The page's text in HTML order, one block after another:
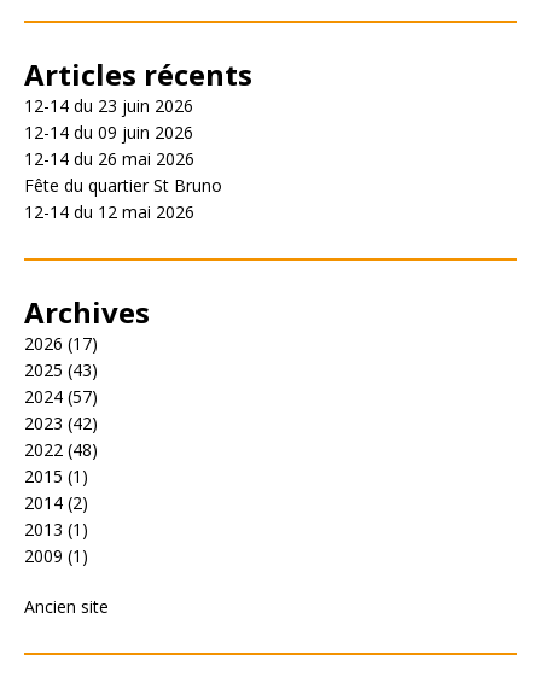
Articles récents
12-14 du 23 juin 2026
12-14 du 09 juin 2026
12-14 du 26 mai 2026
Fête du quartier St Bruno
12-14 du 12 mai 2026
Archives
2026 (17)
2025 (43)
2024 (57)
2023 (42)
2022 (48)
2015 (1)
2014 (2)
2013 (1)
2009 (1)
Ancien site